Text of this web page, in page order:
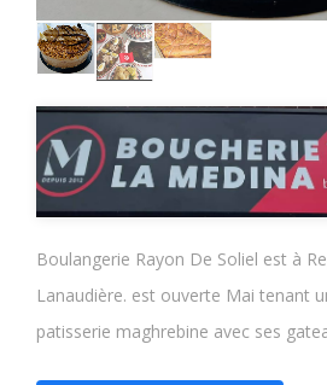
Boulangerie Rayon De Soliel est à
Lanaudière. est ouverte Mai tenant
patisserie maghrebine avec ses